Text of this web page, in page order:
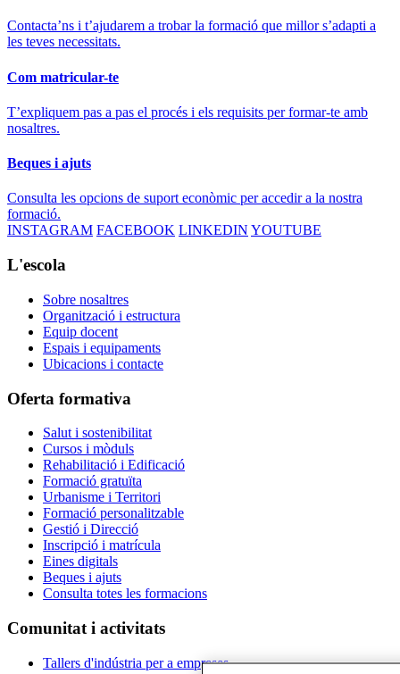
Contacta’ns i t’ajudarem a trobar la formació que millor s’adapti a
les teves necessitats.
Com matricular-te
T’expliquem pas a pas el procés i els requisits per formar-te amb
nosaltres.
Beques i ajuts
Consulta les opcions de suport econòmic per accedir a la nostra
formació.
INSTAGRAM FACEBOOK LINKEDIN YOUTUBE
L'escola
Sobre nosaltres
Organització i estructura
Equip docent
Espais i equipaments
Ubicacions i contacte
Oferta formativa
Salut i sostenibilitat
Cursos i mòduls
Rehabilitació i Edificació
Formació gratuïta
Urbanisme i Territori
Formació personalitzable
Gestió i Direcció
Inscripció i matrícula
Eines digitals
Beques i ajuts
Consulta totes les formacions
Comunitat i activitats
Tallers d'indústria per a empreses